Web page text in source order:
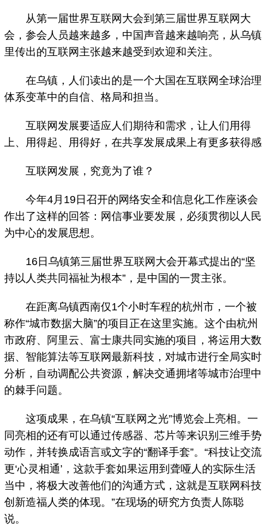
从第一届世界互联网大会到第三届世界互联网大
会，参会人员越来越多，中国声音越来越响亮，从乌镇
里传出的互联网主张越来越受到欢迎和关注。
在乌镇，人们读出的是一个大国在互联网全球治理
体系变革中的自信、格局和担当。
互联网发展要适应人们期待和需求，让人们用得
上、用得起、用得好，在共享发展成果上有更多获得感
互联网发展，究竟为了谁？
今年4月19日召开的网络安全和信息化工作座谈会
作出了这样的回答：网信事业要发展，必须贯彻以人民
为中心的发展思想。
16日乌镇第三届世界互联网大会开幕式提出的“坚
持以人类共同福祉为根本”，是中国的一贯主张。
在距离乌镇西南仅1个小时车程的杭州市，一个被
称作“城市数据大脑”的项目正在这里实施。这个由杭州
市政府、阿里云、富士康共同实施的项目，将运用大数
据、智能算法等互联网最新科技，对城市进行全局实时
分析，自动调配公共资源，解决交通拥堵等城市治理中
的棘手问题。
这项成果，在乌镇“互联网之光”博览会上亮相。一
同亮相的还有可以通过传感器、芯片等来识别三维手势
动作，并转换成语言或文字的“翻译手套”。“科技让交流
更‘心灵相通’，这款手套如果运用到聋哑人的实际生活
当中，将极大改善他们的沟通方式，这就是互联网科技
创新造福人类的体现。”在现场的研究方负责人陈聪
说。